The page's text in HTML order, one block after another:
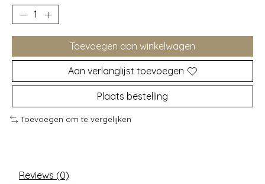
Toevoegen aan winkelwagen
Aan verlanglijst toevoegen
Plaats bestelling
Toevoegen om te vergelijken
Reviews (0)